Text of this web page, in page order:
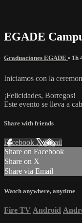
EGADE
Graduaciones EGADE • 1h
Iniciamos con la
¡Felicidades, Borregos!
Este evento se lleva a
Share with friends
Facebook XEmail
Share on Facebook
Share on X
Share via Email
Watch anywhere, anytime
Fire TV Android